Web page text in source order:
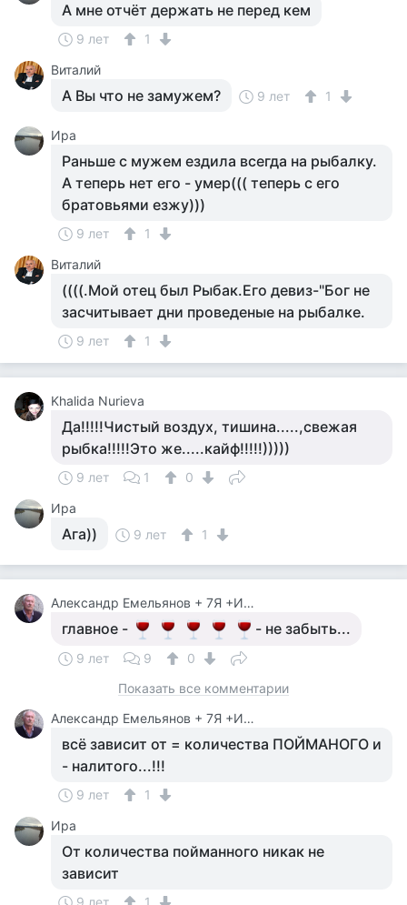
А мне отчёт держать не перед кем
9 лет
1
Виталий
А Вы что не замужем? 9 лет 1
Ира
Раньше с мужем ездила всегда на рыбалку.
А теперь нет его - умер((( теперь с его
братовьями езжу)))
9 лет
1
Виталий
((((.Мой отец был Рыбак.Его девиз-"Бог не
засчитывает дни проведеные на рыбалке.
9 лет 1
Khalida Nurieva
Да!!!!!Чистый воздух, тишина.....,свежая
рыбка!!!!!Это же.....кайф!!!!!)))))
9 лет 1
0
Ира
Ага)) 9 лет 1
Александр Емельянов + 7Я +Инструктор Туризма
главное - - не забыть...
9 лет 9
0
Показать все комментарии
Александр Емельянов + 7Я +Инструктор Туризма
всё зависит от = количества ПОЙМАНОГО и
- налитого...!!!
9 лет
1
Ира
От количества пойманного никак не
зависит
9 лет 1